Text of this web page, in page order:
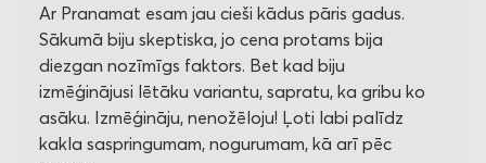
Ar Pranamat esam jau cieši kādus pāris gadus.
Sākumā biju skeptiska, jo cena protams bija
diezgan nozīmīgs faktors. Bet kad biju
izmēģinājusi lētāku variantu, sapratu, ka gribu ko
asāku. Izmēģināju, nenožēloju! Ļoti labi palīdz
kakla saspringumam, nogurumam, kā arī pēc